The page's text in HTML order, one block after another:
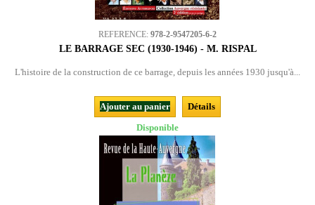
REFERENCE: 978-2-9547205-6-2
LE BARRAGE SEC (1930-1946) - M. RISPAL
L'histoire de la construction de ce barrage, depuis les années 1930 jusqu'à...
Ajouter au panier
Détails
Disponible